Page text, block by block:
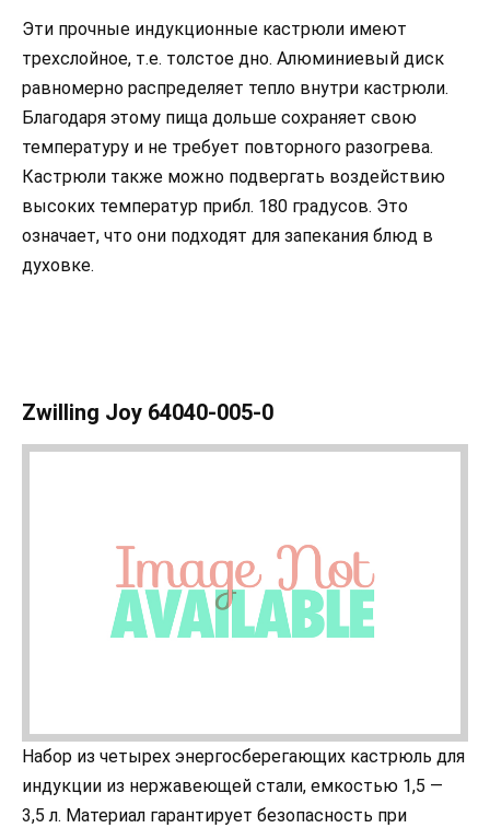
Эти прочные индукционные кастрюли имеют
трехслойное, т.е. толстое дно. Алюминиевый диск
равномерно распределяет тепло внутри кастрюли.
Благодаря этому пища дольше сохраняет свою
температуру и не требует повторного разогрева.
Кастрюли также можно подвергать воздействию
высоких температур прибл. 180 градусов. Это
означает, что они подходят для запекания блюд в
духовке.
Zwilling Joy 64040-005-0
Набор из четырех энергосберегающих кастрюль для
индукции из нержавеющей стали, емкостью 1,5 —
3,5 л. Материал гарантирует безопасность при